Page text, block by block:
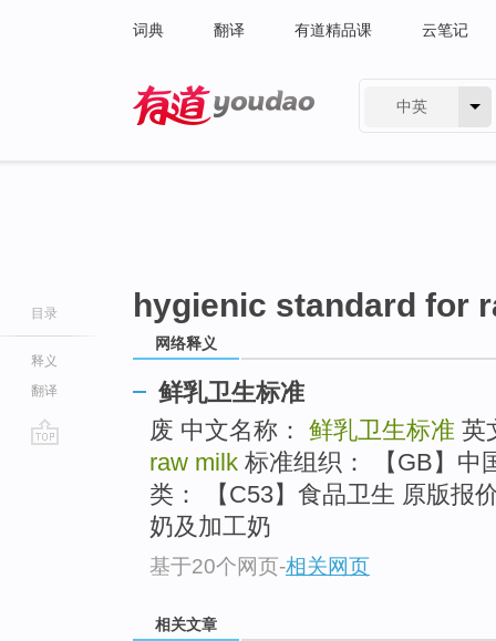
词典 翻译 有道精品课 云笔记
中英
目录
释义
翻译
hygienic standard for
网络释义
鲜乳卫生标准
废 中文名称： 鲜乳卫生标准 英
raw milk 标准组织： 【GB】中
类： 【C53】食品卫生 原版报
奶及加工奶
基于20个网页-相关网页
相关文章